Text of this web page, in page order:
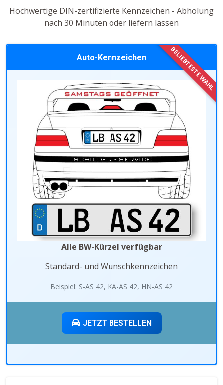
Hochwertige DIN-zertifizierte Kennzeichen - Abholung
nach 30 Minuten oder liefern lassen
Auto-Kennzeichen
Alle BW-Kürzel verfügbar
Standard- und Wunschkennzeichen
Beispiel: S-AS 42, KA-AS 42, HN-AS 42
JETZT BESTELLEN